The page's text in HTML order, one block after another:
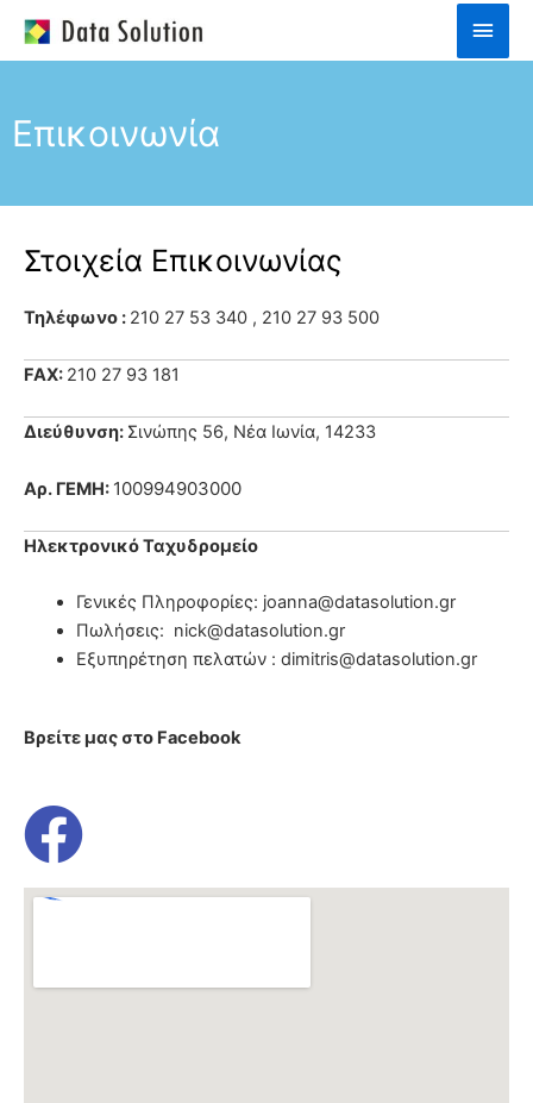
Main
Επικοινωνία
Στοιχεία Επικοινωνίας
Τηλέφωνο : 210 27 53 340 , 210 27 93 500
FAX: 210 27 93 181
Διεύθυνση: Σινώπης 56, Νέα Ιωνία, 14233
Αρ. ΓΕΜΗ: 100994903000
Ηλεκτρονικό Ταχυδρομείο
Γενικές Πληροφορίες: joanna@datasolution.gr
Πωλήσεις: nick@datasolution.gr
Εξυπηρέτηση πελατών : dimitris@datasolution.gr
Βρείτε μας στο Facebook